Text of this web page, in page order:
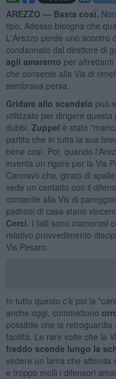
AREZZO — Basta così.
tipo. Adesso bisogna che
L'Arezzo perde uno scontro
condannato dal direttore di
agli amaranto per
che consente alla Vis di
sembrava persa.
Gridare allo scandalo può
utilizzato per dirigere
dubbi. Zuppel è stato
partita che in tutta la sua
bene così. Poi, quando
inventa un rigore per la Vis
Cannavò che, girato di
vede un contatto con il
consente alla Vis di
padroni di casa stano
Cerci. I falli sono clamorosi
relativo provvedimento
Vis Pesaro.
In tutto questo c'è poi la
anche oggi, commettono
possibile che la
facilità. Le rare volte che la
freddo scende lungo la
vedere un lama che affonda
e troppo molli i difensori